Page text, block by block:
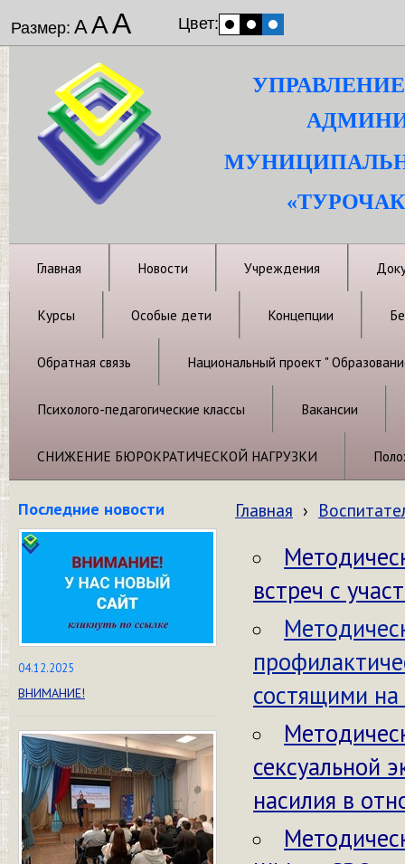
Размер: ААА Цвет:
Главная Новости Учреждения
Курсы Особые дети Концепции
Обратная связь Национальный проект "
Психолого-педагогические классы Вакансии
СНИЖЕНИЕ БЮРОКРАТИЧЕСКОЙ НАГРУЗКИ
Последние новости
04.12.2025
ВНИМАНИЕ!
Главная ›
встреч с
состящими на
сексуальной
насилия в